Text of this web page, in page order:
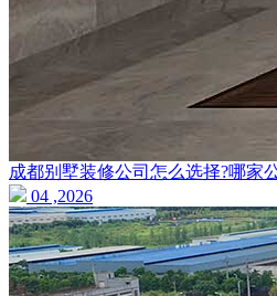
成都别墅装修公司怎么选择?哪家
04 ,2026